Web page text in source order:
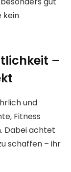
kein
–
und
Fitness
Dabei achtet
schaffen – ihr